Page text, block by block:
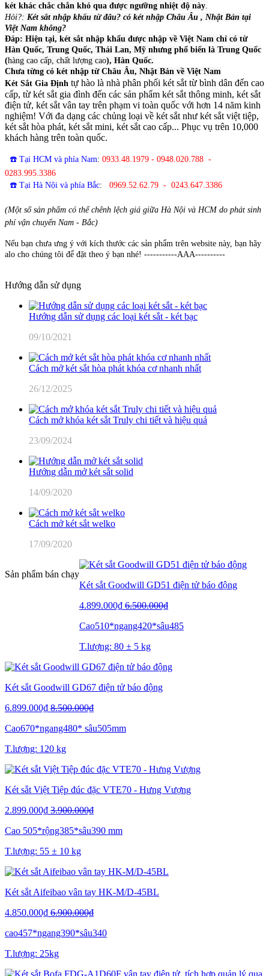
két khác chắc chắn khó qua được ngưỡng nhiệt độ này
Hỏi?: Két sắt nhập khẩu từ đâu? có két nhập Châu Âu , Nhật Bản tại
Việt Nam không?
Đáp: Hiện tại, két sắt nhập khẩu được nhập về Việt Nam chỉ có từ
Hàn Quốc, Trung Quốc, Thái Lan, Mỹ nhưng phổ biến là Trung Quốc
(hàng cao cấp, chất lượng cao), Hàn Quốc.
Chưa từng có két nhập từ Châu Âu, Nhật Bản về Việt Nam
Két Sắt Gia Định tự hào là nhà phân phối két sắt từ bình dân đến cao
cấp, từ két sắt gia đình đến các sản phẩm két sắt thông minh, két sắt
điện tử, két sắt vân tay trên phạm vi toàn quốc với hơn 14 năm kinh
nghiệm! Với đa dạng các chủng loại về két sắt như két sắt việt tiệp,
két sắt hòa phát, két sắt mini, két sắt cao cấp... Phục vụ trên 10,000
khách hàng trên toàn quốc.
☎️ Tại HCM và phía Nam: 0933.48.1979 - 0948.020.788 -
0283.995.3386
☎️ Tại Hà Nội và phía Bắc: 0969.52.62.79 - 0243.647.3386
(Một số sản phẩm có thể chênh lệch giá giữa Hà Nội và HCM do phát sinh
phí vận chuyển Nam - Bắc)
Nếu bạn chưa ưng ý với kích thước các sản phẩm trên website này, bạn hãy
alo cho chúng tôi để đặt theo ý bạn nhé! -----------AAA----------
Hướng dẫn sử dụng
Hướng dẫn sử dụng các loại két sắt - két bạc
09/10/2021
Cách mở két sắt hòa phát khóa cơ nhanh nhất
26/12/2025
Cách mở khóa két sắt Truly chi tiết và hiệu quả
23/09/2024
Hướng dẫn mở két sắt solid
14/09/2020
Cách mở két sắt welko
17/09/2020
Sản phẩm bán chạy
Két sắt Goodwill GD51 điện tử báo động
4.899.000₫ 6.500.000₫
Cao510*ngang420*sâu485
T.lượng: 80 ± 5 kg
Két sắt Goodwill GD67 điện tử báo động
6.899.000₫ 8.500.000₫
Cao670*ngang480* sâu505mm
T.lượng: 120 kg
Két sắt Việt Tiệp đúc đặc VTE70 - Hưng Vượng
2.899.000₫ 3.900.000₫
Cao 505*rộng385*sâu390 mm
T.lượng: 55 ± 10 kg
Két sắt Aifeibao vân tay HK-M/D-45BL
4.850.000₫ 6.900.000₫
cao457*ngang390*sâu340
T.lượng: 25kg